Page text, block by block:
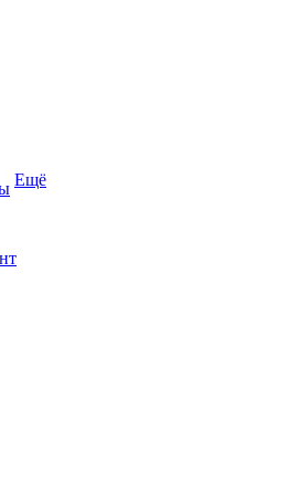
Ещё